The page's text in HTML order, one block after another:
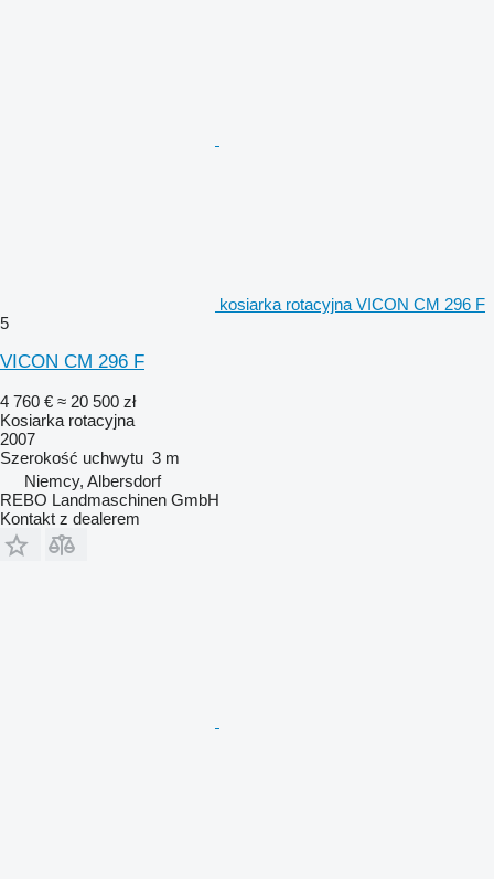
kosiarka rotacyjna VICON CM 296 F
5
VICON CM 296 F
4 760 € ≈ 20 500 zł
Kosiarka rotacyjna
2007
Szerokość uchwytu 3 m
Niemcy, Albersdorf
REBO Landmaschinen GmbH
Kontakt z dealerem